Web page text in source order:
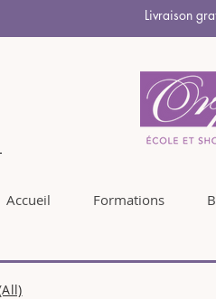
Livraison
Accueil Formations